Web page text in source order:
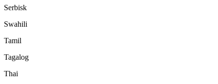
Serbisk
Swahili
Tamil
Tagalog
Thai